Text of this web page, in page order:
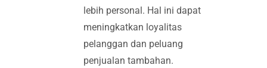
lebih personal. Hal ini dapat
meningkatkan loyalitas
pelanggan dan peluang
penjualan tambahan.